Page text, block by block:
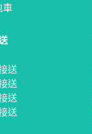
車
送
送
送
送